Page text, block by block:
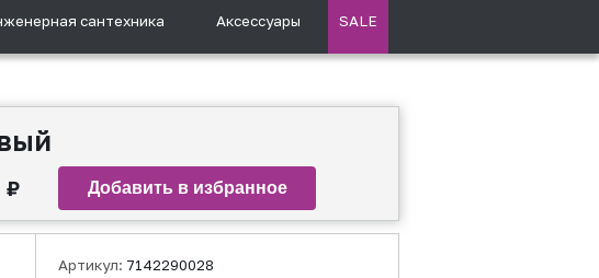
сантехника Аксессуары SALE
₽
Артикул: 7142290028